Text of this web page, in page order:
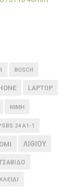
BOSCH
LAPTOP
NIMH
24 A1-1
ΛΙΘΙΟΥ
ΚΛΕΙΔΙ